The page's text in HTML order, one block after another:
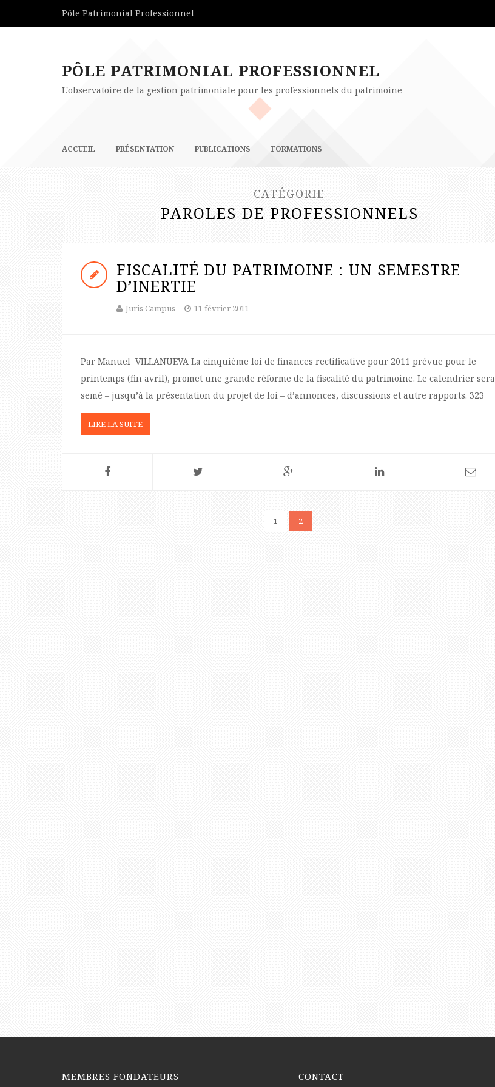
Pôle Patrimonial Professionnel
PÔLE PATRIMONIAL PROFESSIONNEL
L'observatoire de la gestion patrimoniale pour les professionnels du patrimoine
ACCUEIL PRÉSENTATION PUBLICATIONS FORMATIONS
CATÉGORIE
PAROLES DE PROFESSIONNELS
FISCALITÉ DU PATRIMOINE : UN SEMESTRE
D’INERTIE
Juris Campus 11 février 2011
Par Manuel VILLANUEVA La cinquième loi de finances rectificative pour 2011 prévue pour le
printemps (fin avril), promet une grande réforme de la fiscalité du patrimoine. Le calendrier sera
semé – jusqu’à la présentation du projet de loi – d’annonces, discussions et autre rapports. 323
LIRE LA SUITE
1 2
MEMBRES FONDATEURS CONTACT